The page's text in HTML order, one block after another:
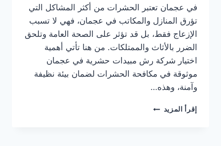
في عجمان تعتبر الحشرات من أكثر المشاكل التي
تؤرق المنازل والمكاتب في عجمان، فهي لا تسبب
الإزعاج فقط، بل قد تؤثر على الصحة العامة وتلحق
الضرر بالأثاث والممتلكات. من هنا تأتي أهمية
اختيار شركة رش مبيدات حشرية في عجمان
موثوقة في مكافحة الحشرات لضمان بيئة نظيفة
وآمنة، وهذه…
إقرأ المزيد شركة